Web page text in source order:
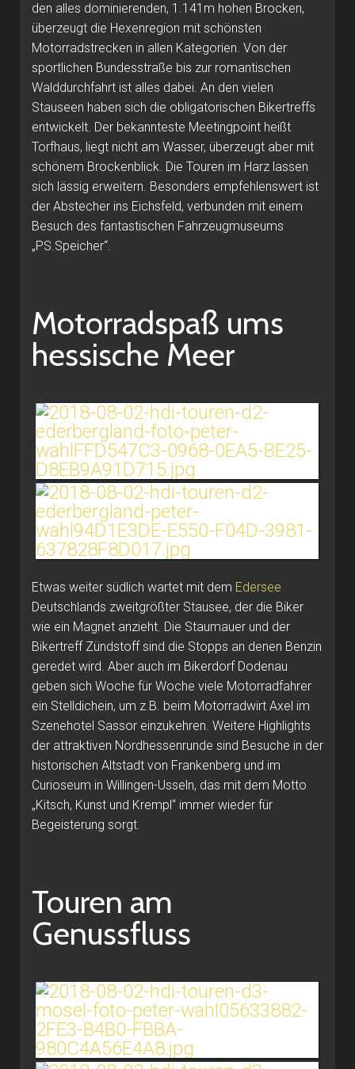
den alles dominierenden, 1.141m hohen Brocken,
überzeugt die Hexenregion mit schönsten
Motorradstrecken in allen Kategorien. Von der
sportlichen Bundesstraße bis zur romantischen
Walddurchfahrt ist alles dabei. An den vielen
Stauseen haben sich die obligatorischen Bikertreffs
entwickelt. Der bekannteste Meetingpoint heißt
Torfhaus, liegt nicht am Wasser, überzeugt aber mit
schönem Brockenblick. Die Touren im Harz lassen
sich lässig erweitern. Besonders empfehlenswert ist
der Abstecher ins Eichsfeld, verbunden mit einem
Besuch des fantastischen Fahrzeugmuseums
„PS.Speicher“.
Motorradspaß ums
hessische Meer
Etwas weiter südlich wartet mit dem Edersee
Deutschlands zweitgrößter Stausee, der die Biker
wie ein Magnet anzieht. Die Staumauer und der
Bikertreff Zündstoff sind die Stopps an denen Benzin
geredet wird. Aber auch im Bikerdorf Dodenau
geben sich Woche für Woche viele Motorradfahrer
ein Stelldichein, um z.B. beim Motorradwirt Axel im
Szenehotel Sassor einzukehren. Weitere Highlights
der attraktiven Nordhessenrunde sind Besuche in der
historischen Altstadt von Frankenberg und im
Curioseum in Willingen-Usseln, das mit dem Motto
„Kitsch, Kunst und Krempl“ immer wieder für
Begeisterung sorgt.
Touren am
Genussfluss